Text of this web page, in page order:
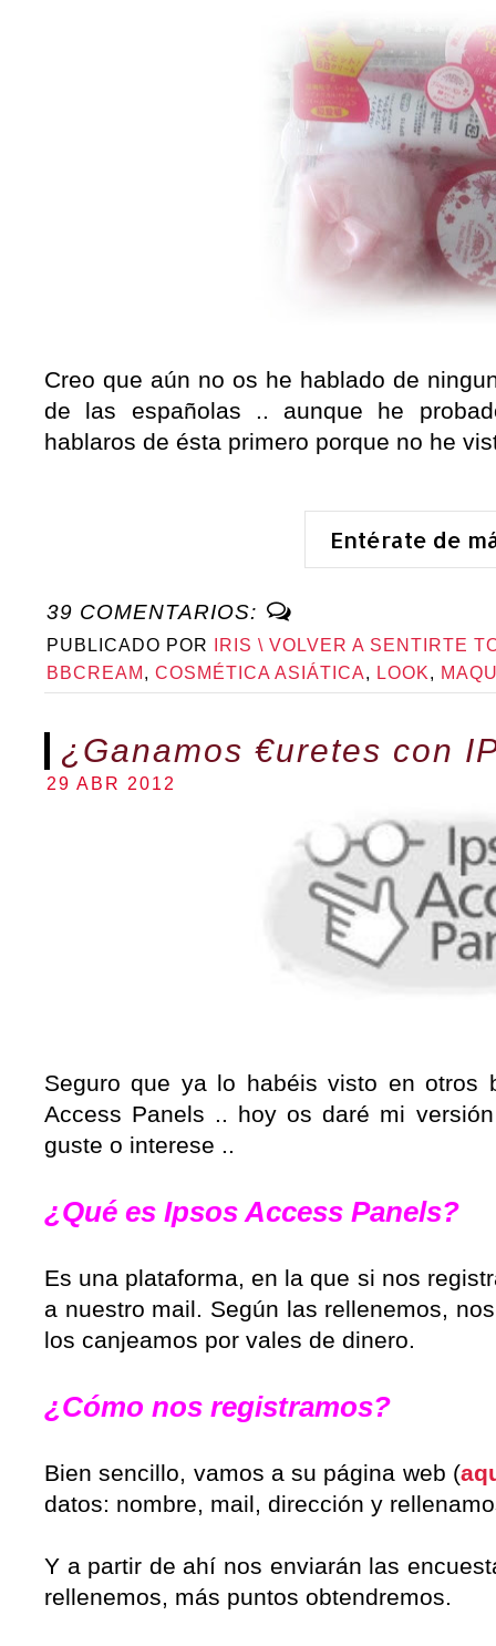
Creo que aún no os he hablado de
de las españolas .. aunque he
hablaros de ésta primero porque no he
Entérate de
39 COMENTARIOS:
PUBLICADO POR
IRIS \ VOLVER A SENTIRTE
BBCREAM , COSMÉTICA ASIÁTICA, LOOK,
¿Ganamos €uretes con
29 ABR 2012
Seguro que ya lo habéis visto en otros
Access Panels .. hoy os daré mi
guste o interese ..
¿Qué es Ipsos Access Panels?
Es una plataforma, en la que si nos
a nuestro mail. Según las rellenemos,
los canjeamos por vales de dinero.
¿Cómo nos registramos?
Bien sencillo, vamos a su página web (
datos: nombre, mail, dirección y
Y a partir de ahí nos enviarán las
rellenemos, más puntos obtendremos.